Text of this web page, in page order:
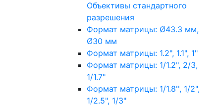
Объективы стандартного
разрешения
Формат матрицы: Ø43.3 мм,
Ø30 мм
Формат матрицы: 1.2", 1.1", 1"
Формат матрицы: 1/1.2", 2/3,
1/1.7"
Формат матрицы: 1/1.8'', 1/2",
1/2.5", 1/3"